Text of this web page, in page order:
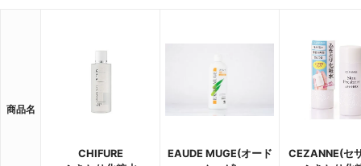
商品名
CHIFURE
EAUDE MUGE(オード
CEZANNE(セ